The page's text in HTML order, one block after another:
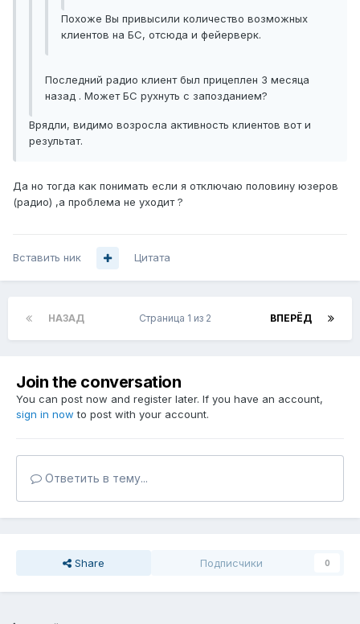
Похоже Вы привысили количество возможных
клиентов на БС, отсюда и фейерверк.
Последний радио клиент был прицеплен 3 месяца
назад . Может БС рухнуть с запозданием?
Врядли, видимо возросла активность клиентов вот и
результат.
Да но тогда как понимать если я отключаю половину юзеров
(радио) ,а проблема не уходит ?
Вставить ник Цитата
НАЗАД ВПЕРЁД
Страница 1 из 2
Join the conversation
You can post now and register later. If you have an account,
sign in now to post with your account.
Ответить в тему...
Share Подписчики 0